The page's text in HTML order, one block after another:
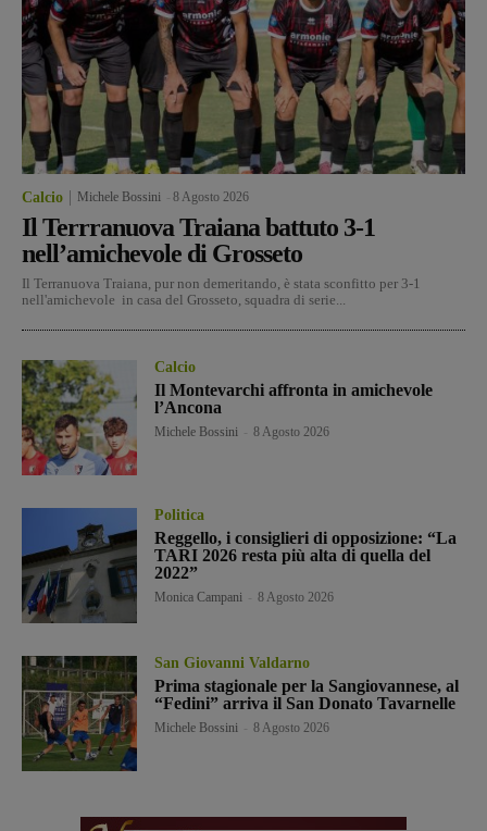
Calcio Michele Bossini 8 Agosto 2026
Il Terrranuova Traiana battuto 3-1
nell’amichevole di Grosseto
Il Terranuova Traiana, pur non demeritando, è stata sconfitto per 3-1
nell'amichevole in casa del Grosseto, squadra di serie...
Calcio
Il Montevarchi affronta in amichevole
l’Ancona
Michele Bossini 8 Agosto 2026
Politica
Reggello, i consiglieri di opposizione: “La
TARI 2026 resta più alta di quella del
2022”
Monica Campani 8 Agosto 2026
San Giovanni Valdarno
Prima stagionale per la Sangiovannese, al
“Fedini” arriva il San Donato Tavarnelle
Michele Bossini 8 Agosto 2026